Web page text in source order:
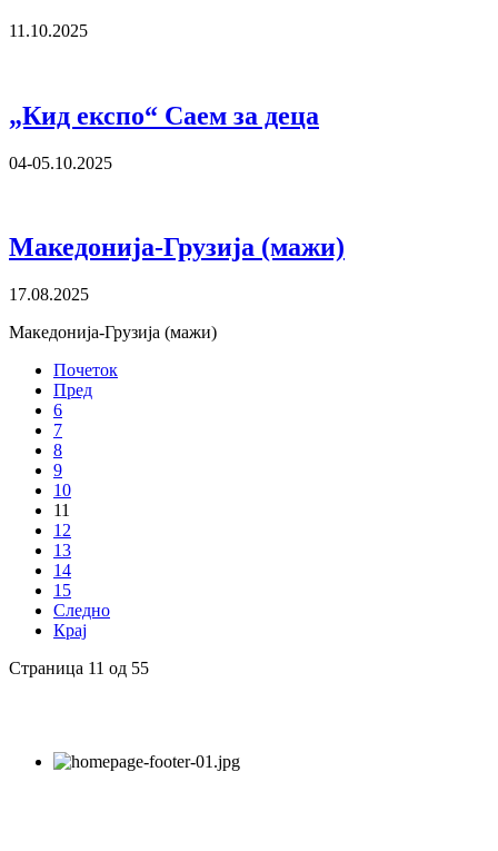
11.10.2025
„Кид експо“ Саем за деца
04-05.10.2025
Македонија-Грузија (мажи)
17.08.2025
Македонија-Грузија (мажи)
Почеток
Пред
6
7
8
9
10
11
12
13
14
15
Следно
Крај
Страница 11 од 55